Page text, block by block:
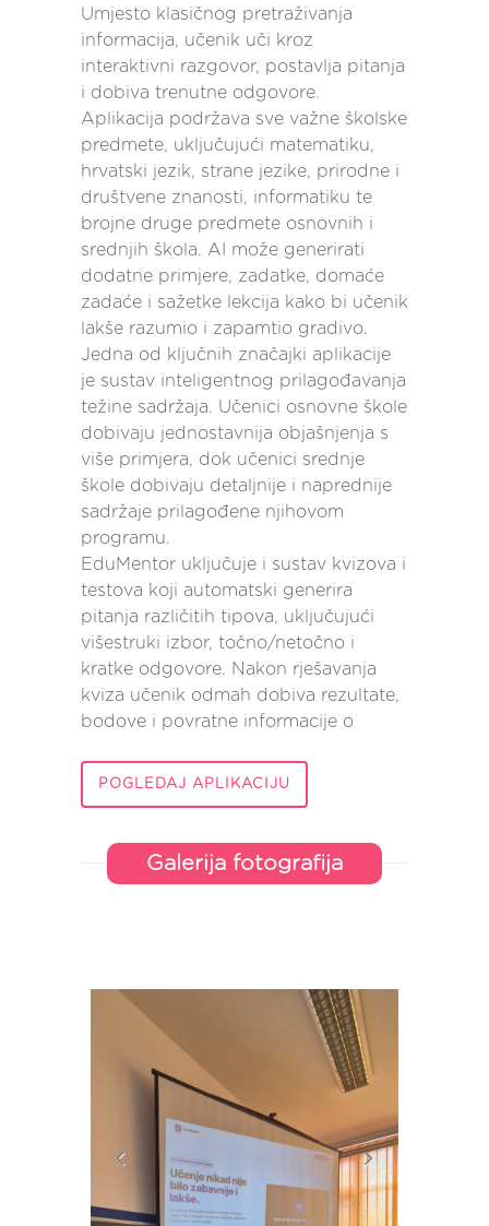
Umjesto klasičnog pretraživanja
informacija, učenik uči kroz
interaktivni razgovor, postavlja pitanja
i dobiva trenutne odgovore.
Aplikacija podržava sve važne školske
predmete, uključujući matematiku,
hrvatski jezik, strane jezike, prirodne i
društvene znanosti, informatiku te
brojne druge predmete osnovnih i
srednjih škola. AI može generirati
dodatne primjere, zadatke, domaće
zadaće i sažetke lekcija kako bi učenik
lakše razumio i zapamtio gradivo.
Jedna od ključnih značajki aplikacije
je sustav inteligentnog prilagođavanja
težine sadržaja. Učenici osnovne škole
dobivaju jednostavnija objašnjenja s
više primjera, dok učenici srednje
škole dobivaju detaljnije i naprednije
sadržaje prilagođene njihovom
programu.
EduMentor uključuje i sustav kvizova i
testova koji automatski generira
pitanja različitih tipova, uključujući
višestruki izbor, točno/netočno i
kratke odgovore. Nakon rješavanja
kviza učenik odmah dobiva rezultate,
bodove i povratne informacije o
POGLEDAJ APLIKACIJU
Galerija fotografija